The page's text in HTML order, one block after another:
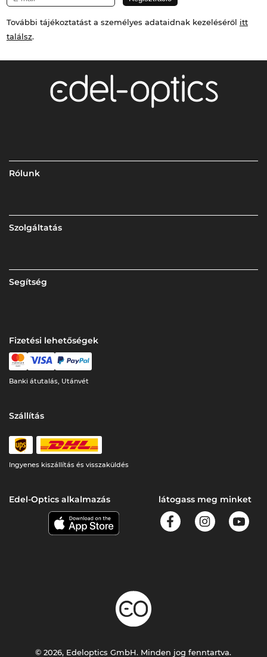
További tájékoztatást a személyes adataidnak kezeléséről itt
találsz.
Rólunk
Szolgáltatás
Segítség
Fizetési lehetőségek
Banki átutalás, Utánvét
Szállítás
Ingyenes kiszállítás és visszaküldés
Edel-Optics alkalmazás látogass meg minket
© 2026, Edeloptics GmbH. Minden jog fenntartva.